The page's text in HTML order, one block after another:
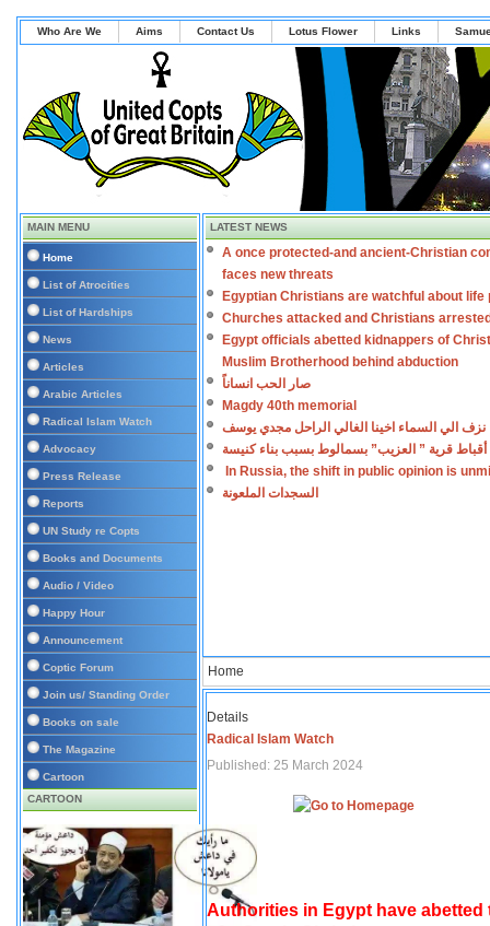
Who Are We Aims Contact Us Lotus Flower Links
MAIN MENU
Home
List of Atrocities
List of Hardships
News
Articles
Arabic Articles
Radical Islam Watch
Advocacy
Press Release
Reports
UN Study re Copts
Books and Documents
Audio / Video
Happy Hour
Announcement
Coptic Forum
Join us/ Standing Order
Books on sale
The Magazine
Cartoon
CARTOON
LATEST NEWS
A once protected-and ancient-Christian
faces new threats
Egyptian Christians are watchful about life
Churches attacked and Christians
Egypt officials abetted kidnappers of
Muslim Brotherhood behind abduction
صار الحب انساناً
Magdy 40th memorial
نزف الي السماء اخينا الغالي الراحل مجدي يوسف
أقباط قرية ” العزيب” بسمالوط بسبب بناء كنيسة
In Russia, the shift in public opinion is
السجدات الملعونة
Home
Details
Radical Islam Watch
Published: 25 March 2024
Authorities in Egypt have